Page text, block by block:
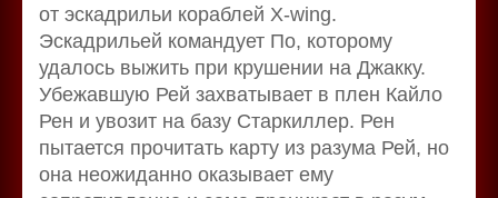
от эскадрильи кораблей X-wing.
Эскадрильей командует По, которому
удалось выжить при крушении на Джакку.
Убежавшую Рей захватывает в плен Кайло
Рен и увозит на базу Старкиллер. Рен
пытается прочитать карту из разума Рей, но
она неожиданно оказывает ему